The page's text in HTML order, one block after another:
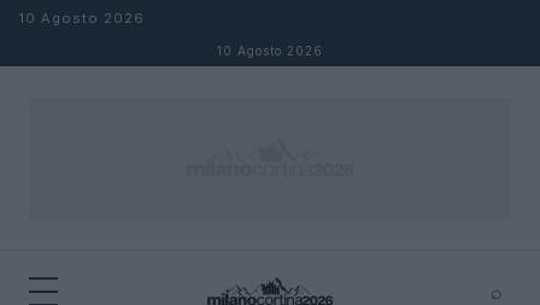
Salta al contenuto
10 Agosto 2026
10 Agosto 2026
⌕